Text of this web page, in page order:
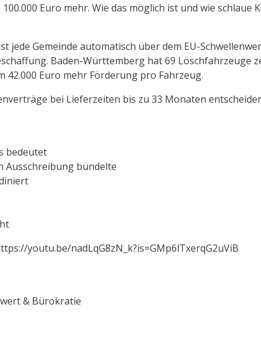
Euro mehr. Wie das möglich ist und wie schlaue
jede Gemeinde automatisch über dem EU-
Baden-Württemberg hat 69 Löschfahrzeuge
Euro mehr Förderung pro Fahrzeug.
bei Lieferzeiten bis zu 33 Monaten
bedeutet
Ausschreibung bündelte
youtu.be/nadLqG8zN_k?is=GMp6lTxerqG2uViB
& Bürokratie